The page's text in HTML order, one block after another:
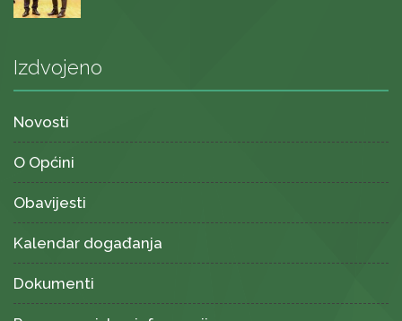
Izdvojeno
Novosti
O Općini
Obavijesti
Kalendar događanja
Dokumenti